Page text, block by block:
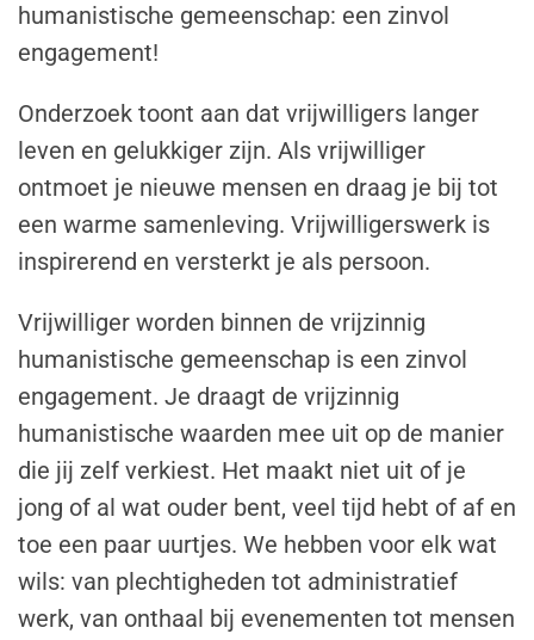
humanistische gemeenschap: een zinvol
engagement!
Onderzoek toont aan dat vrijwilligers langer
leven en gelukkiger zijn. Als vrijwilliger
ontmoet je nieuwe mensen en draag je bij tot
een warme samenleving. Vrijwilligerswerk is
inspirerend en versterkt je als persoon.
Vrijwilliger worden binnen de vrijzinnig
humanistische gemeenschap is een zinvol
engagement. Je draagt de vrijzinnig
humanistische waarden mee uit op de manier
die jij zelf verkiest. Het maakt niet uit of je
jong of al wat ouder bent, veel tijd hebt of af en
toe een paar uurtjes. We hebben voor elk wat
wils: van plechtigheden tot administratief
werk, van onthaal bij evenementen tot mensen